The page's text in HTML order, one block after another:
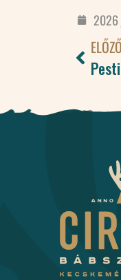
2026
ELŐZŐ